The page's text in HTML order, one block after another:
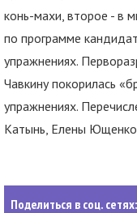
конь-махи, второе - в
по программе
упражнениях.
Чавкину покорилась
упражнениях.
Катынь, Елены
Поделиться в соц. сетях: